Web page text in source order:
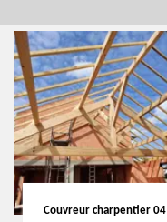
Couvreur charpentier 04